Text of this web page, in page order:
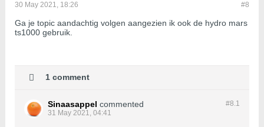
#8
30 May 2021, 18:26
Ga je topic aandachtig volgen aangezien ik ook de hydro mars
ts1000 gebruik.
1 comment
#8.1
Sinaasappel commented
31 May 2021, 04:41